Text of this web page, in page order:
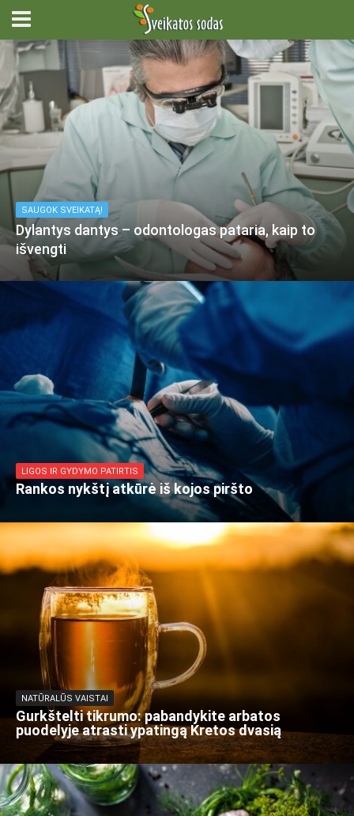
SAUGOK SVEIKATĄ!
Dylantys dantys – odontologas pataria, kaip to
išvengti
LIGOS IR GYDYMO PATIRTIS
Rankos nykštį atkūrė iš kojos piršto
NATŪRALŪS VAISTAI
Gurkštelti tikrumo: pabandykite arbatos
puodelyje atrasti ypatingą Kretos dvasią